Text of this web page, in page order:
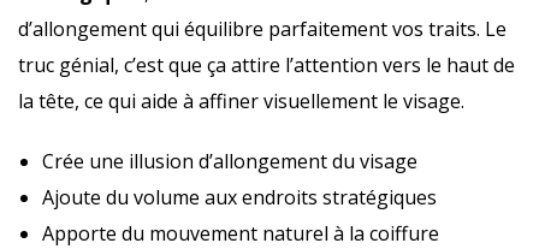
d’allongement qui équilibre parfaitement vos traits. Le
truc génial, c’est que ça attire l’attention vers le haut de
la tête, ce qui aide à affiner visuellement le visage.
Crée une illusion d’allongement du visage
Ajoute du volume aux endroits stratégiques
Apporte du mouvement naturel à la coiffure